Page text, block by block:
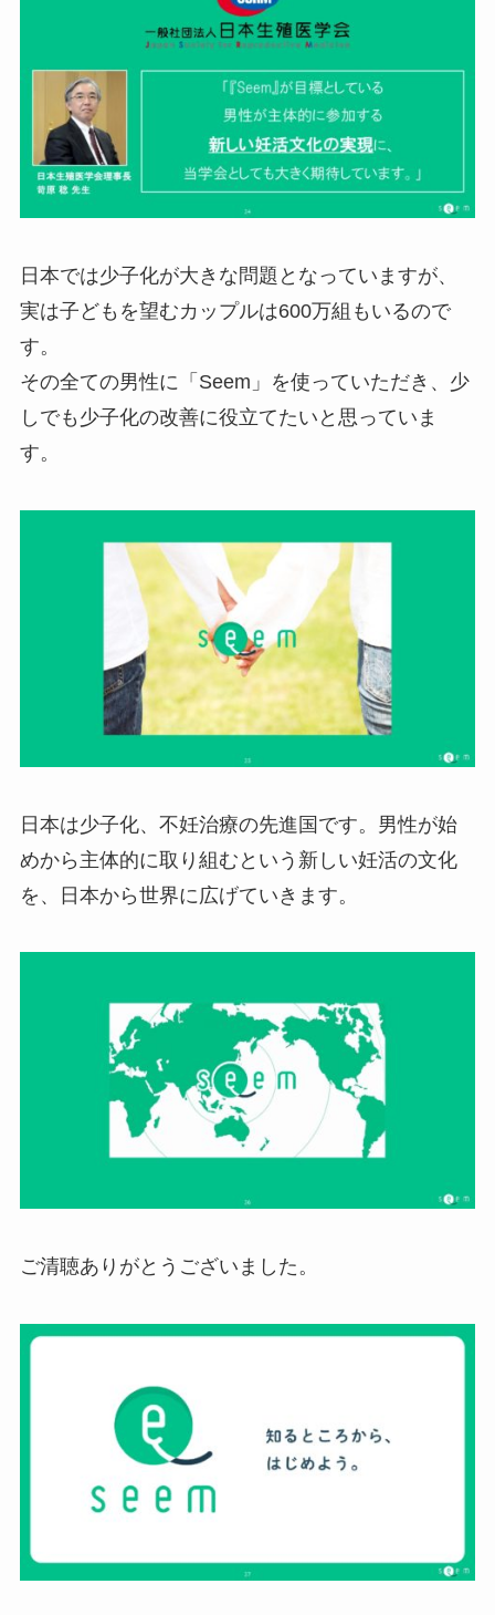
日本では少子化が大きな問題となっていますが、
実は子どもを望むカップルは600万組もいるので
す。
その全ての男性に「Seem」を使っていただき、少
しでも少子化の改善に役立てたいと思っていま
す。
日本は少子化、不妊治療の先進国です。男性が始
めから主体的に取り組むという新しい妊活の文化
を、日本から世界に広げていきます。
ご清聴ありがとうございました。